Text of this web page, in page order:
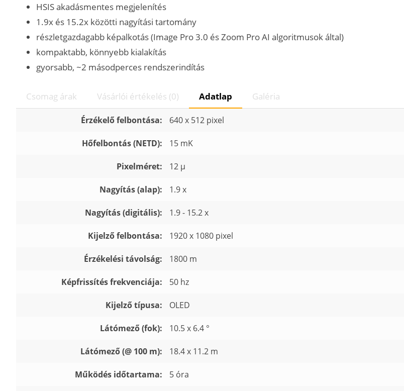
HSIS akadásmentes megjelenítés
1.9x és 15.2x közötti nagyítási tartomány
részletgazdagabb képalkotás (Image Pro 3.0 és Zoom Pro AI algoritmusok által)
kompaktabb, könnyebb kialakítás
gyorsabb, ~2 másodperces rendszerindítás
Csomag árak Vásárlói értékelés (0) Adatlap Galéria
Érzékelő felbontása: 640 x 512 pixel
Hőfelbontás (NETD): 15 mK
Pixelméret: 12 µ
Nagyítás (alap): 1.9 x
Nagyítás (digitális): 1.9 - 15.2 x
Kijelző felbontása: 1920 x 1080 pixel
Érzékelési távolság: 1800 m
Képfrissítés frekvenciája: 50 hz
Kijelző típusa: OLED
Látómező (fok): 10.5 x 6.4 °
Látómező (@ 100 m): 18.4 x 11.2 m
Működés időtartama: 5 óra